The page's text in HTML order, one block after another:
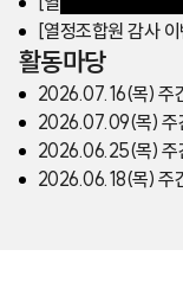
[열정조합원 감사
활동마당
2026.07.16(목) 주
2026.07.09(목) 주
2026.06.25(목) 주
2026.06.18(목) 주